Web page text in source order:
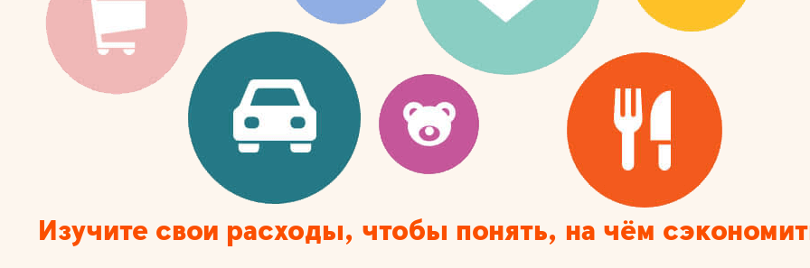
Изучите свои расходы, чтобы понять, на чём